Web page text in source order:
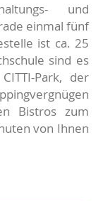
und
einmal fünf
ist ca. 25
sind es
Park, der
Bistros zum
von Ihnen